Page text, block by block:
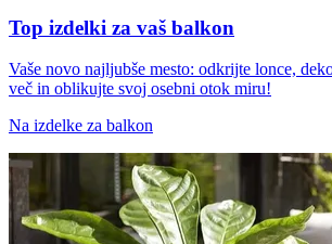
Top izdelki za vaš balkon
Vaše novo najljubše mesto: odkrijte lonce,
več in oblikujte svoj osebni otok miru!
Na izdelke za balkon